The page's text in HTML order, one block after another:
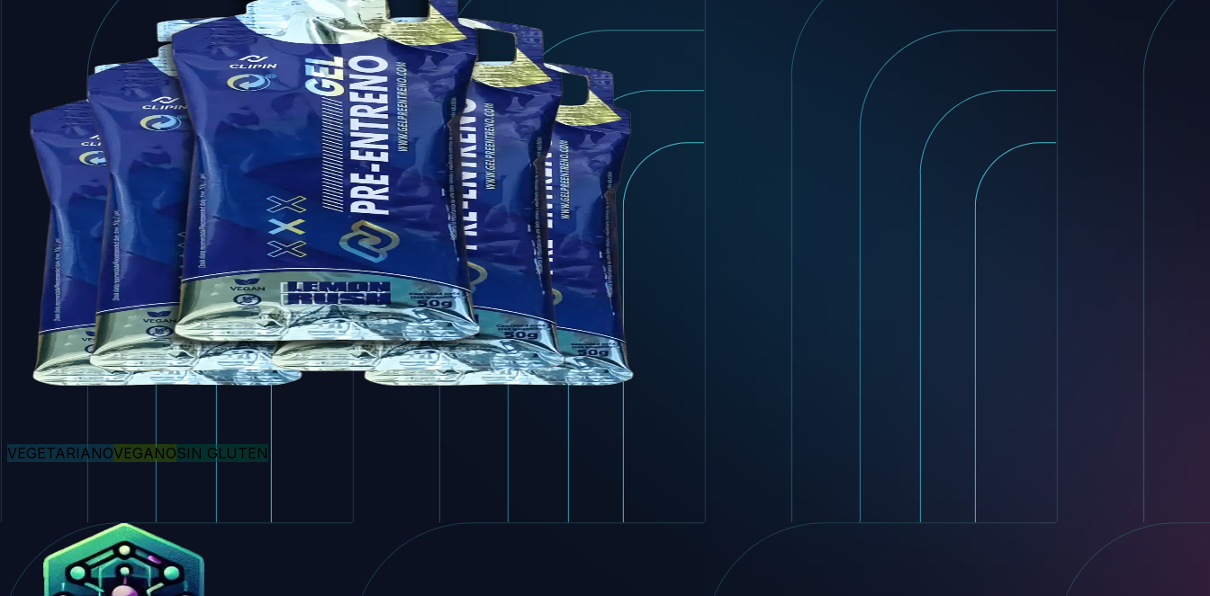
VEGETARIANOVEGANOSIN GLUTEN